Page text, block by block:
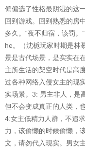
偏偏选了性格最阴湿的
回到游戏。回到熟悉的房
多久。“夜不归宿，该罚。
he。（沈栀玩家时期是林
景是古代场景，是实实在
主所生活的架空时代是高
过各种网络入侵女主的现
实场景。3: 男主非人，是
但不会变成真正的人类，
4:女主低精力人群，不追
力，该偷懒的时候偷懒，
文，请勿代入现实。男女